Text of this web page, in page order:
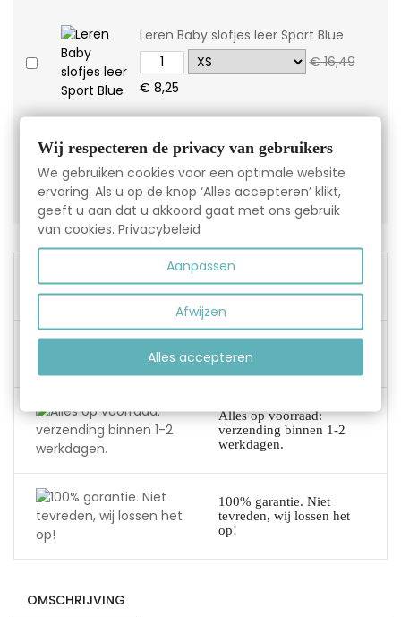
Leren Baby slofjes leer Sport Blue
€ 16,49
€ 8,25
€ 16,49
€ 8,25
Gratis verzending vanaf
€45,00
retour: 14 dagen de tijd.
Alles op voorraad:
verzending binnen 1-2
werkdagen.
100% garantie. Niet
tevreden, wij lossen het
op!
OMSCHRIJVING
Wij respecteren de privacy van gebruikers
We gebruiken cookies voor een optimale website
ervaring. Als u op de knop ‘Alles accepteren’ klikt,
geeft u aan dat u akkoord gaat met ons gebruik
van cookies.Privacybeleid
Aanpassen
Afwijzen
Alles accepteren